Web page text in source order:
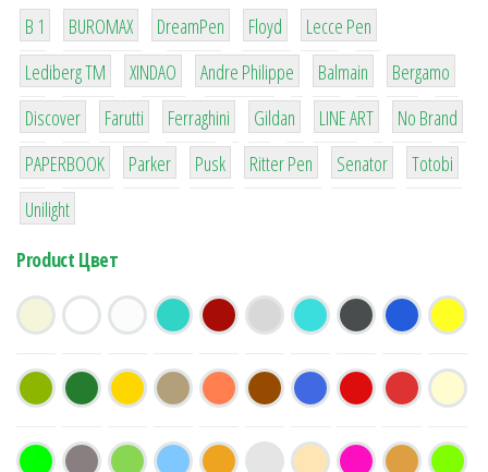
B 1
1
BUROMAX
1
DreamPen
2
Floyd
2
Lecce Pen
3
Lediberg ТМ
3
XINDAO
1
Andre Philippe
4
Balmain
26
Bergamo
64
Discover
299
Farutti
4
Ferraghini
42
Gildan
4
LINE ART
90
No Brand
8
PAPERBOOK
6
Parker
2
Pusk
22
Ritter Pen
15
Senator
43
Totobi
1
Unilight
Product Цвет